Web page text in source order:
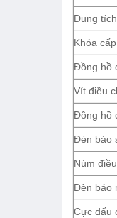
Dung
Khóa
Đồng hồ
Vít điều
Đồng hồ
Đèn báo
Núm
Đèn báo
Cực đấu